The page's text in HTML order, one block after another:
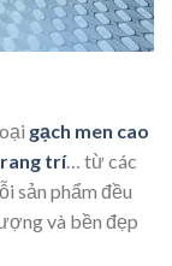
gạch men cao
trí… từ các
sản phẩm đều
và bền đẹp